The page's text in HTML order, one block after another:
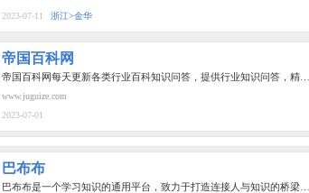
2023-07-11
浙江>金华
帝国百科网
帝国百科网每天更新各类行业百科知识问答，提供行业知识问答，精…
www.juguize.com
2023-07-01
巴布布
巴布布是一个学习知识的通用平台，致力于打造连接人与知识的桥梁…